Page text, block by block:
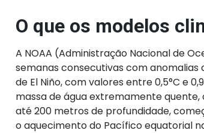
O que os modelos
A NOAA (Administração Nacional de
semanas consecutivas com
de El Niño, com valores entre 0,5°C e
massa de água extremamente quente,
até 200 metros de profundidade,
o aquecimento do Pacífico equatorial